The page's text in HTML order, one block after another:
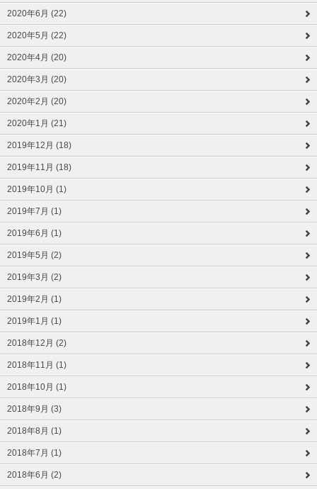
2020年6月 (22)
2020年5月 (22)
2020年4月 (20)
2020年3月 (20)
2020年2月 (20)
2020年1月 (21)
2019年12月 (18)
2019年11月 (18)
2019年10月 (1)
2019年7月 (1)
2019年6月 (1)
2019年5月 (2)
2019年3月 (2)
2019年2月 (1)
2019年1月 (1)
2018年12月 (2)
2018年11月 (1)
2018年10月 (1)
2018年9月 (3)
2018年8月 (1)
2018年7月 (1)
2018年6月 (2)